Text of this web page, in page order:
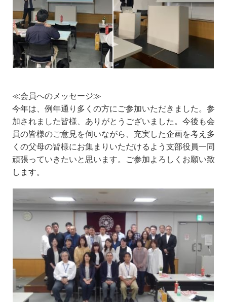
≪会員へのメッセージ≫
今年は、例年通り多くの方にご参加いただきました。参
加されました皆様、ありがとうございました。今後も会
員の皆様のご意見を伺いながら、充実した企画を考え多
くの父母の皆様にお集まりいただけるよう支部役員一同
頑張っていきたいと思います。ご参加よろしくお願い致
します。